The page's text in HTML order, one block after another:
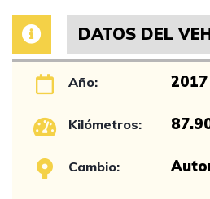
DATOS DEL
Año: 2017
Kilómetros:
Cambio: